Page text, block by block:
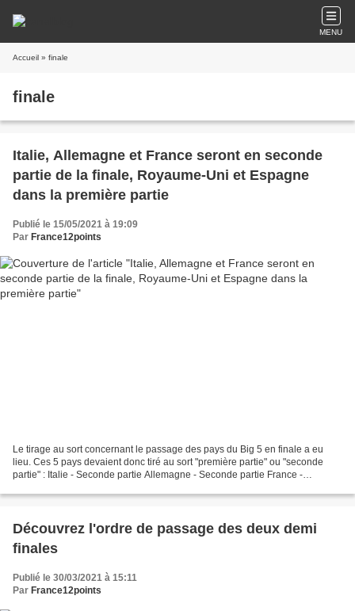
MENU
Accueil » finale
finale
Italie, Allemagne et France seront en seconde
partie de la finale, Royaume-Uni et Espagne
dans la première partie
Publié le 15/05/2021 à 19:09
Par France12points
Le tirage au sort concernant le passage des pays du Big 5 en finale a eu
lieu. Ces 5 pays devaient donc tiré au sort "première partie" ou "seconde
partie" : Italie - Seconde partie Allemagne - Seconde partie France -
Découvrez l'ordre de passage des deux demi
finales
Publié le 30/03/2021 à 15:11
Par France12points